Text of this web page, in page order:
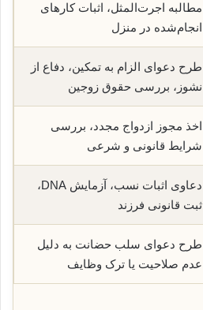
مطالبه اجرت‌المثل، اثبات کارهای
انجام‌شده در منزل
طرح دعوای الزام به تمکین، دفاع از
نشوز، بررسی حقوق زوجین
اخذ مجوز ازدواج مجدد، بررسی
شرایط قانونی و شرعی
دعاوی اثبات نسب، آزمایش DNA،
ثبت قانونی فرزند
طرح دعوای سلب حضانت به دلیل
عدم صلاحیت یا ترک وظایف